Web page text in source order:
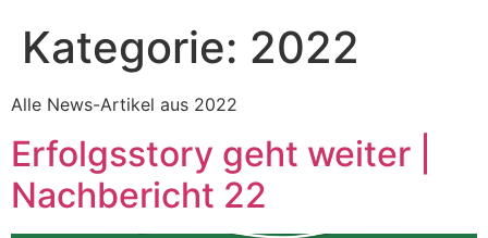
Kategorie: 2022
Alle News-Artikel aus 2022
Erfolgsstory geht weiter |
Nachbericht 22